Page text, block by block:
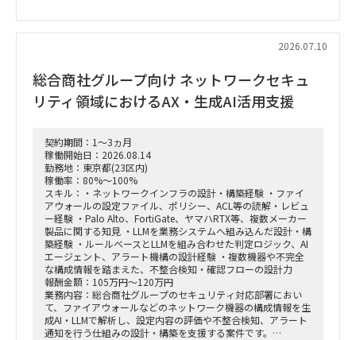
依頼業務：
・データ統合／製販オペレーション。日次・週次・月次の各頻
度で売上状況を見て在庫補給を判断し、月末月初に実績を踏ま
・様々な種類・量のデータをざっと紐解き、経営層が意思決定
しやすい形／現場でオペレーションが回る形に整理。
性が良い。1〜2ヶ月でガッツリ作り込み、担当が1人抜けても
成立する状態にしたい。
2026.07.10
総合商社グループ向け ネットワークセキュ
リティ領域におけるAX・生成AI活用支援
契約期間：1～3ヵ月
稼働開始日：2026.08.14
勤務地：東京都(23区内)
稼働率：80%～100%
スキル：・ネットワークインフラの設計・構築経験 ・ファイ
アウォールの設定ファイル、ポリシー、ACL等の読解・レビュ
ー経験 ・Palo Alto、FortiGate、ヤマハRTX等、複数メーカー
製品に関する知見 ・LLMを業務システムへ組み込んだ設計・構
築経験 ・ルールベースとLLMを組み合わせた判定ロジック、AI
エージェント、アラート機構の設計経験 ・複数機器や不完全
な構成情報を踏まえた、不整合検知・確認フローの設計力
報酬金額：105万円～120万円
業務内容：総合商社グループのセキュリティ対応部署におい
て、ファイアウォールなどのネットワーク機器の構成情報を生
成AI・LLMで解析し、設定内容の評価や不整合検知、アラート
通知を行う仕組みの設計・構築を支援する案件です。